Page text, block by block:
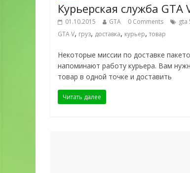
Курьерская служба GTA
01.10.2015 GTA 0 Comments gta
GTA V, груз, доставка, курьер, товар
Некоторые миссии по доставке
напоминают работу курьера. Вам
товар в одной точке и доставить
Читать далее